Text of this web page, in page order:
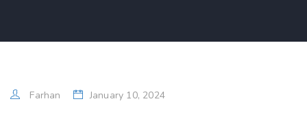
Farhan January 10, 2024